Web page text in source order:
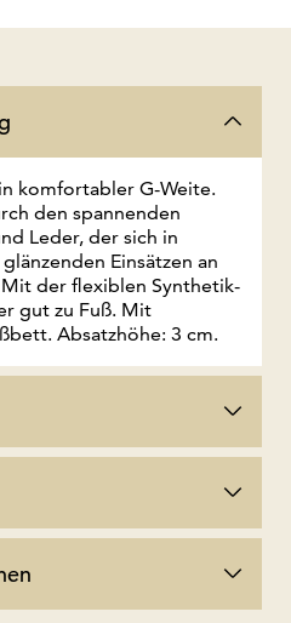
komfortabler G-Weite.
den spannenden
Leder, der sich in
Einsätzen an
der flexiblen Synthetik-
gut zu Fuß. Mit
Absatzhöhe: 3 cm.